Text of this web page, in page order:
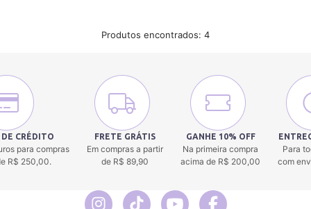
Produtos encontrados: 4
CRÉDITO
para compras
R$ 250,00.
FRETE GRÁTIS
Em compras a partir
de R$ 89,90
GANHE 10% OFF
Na primeira compra
acima de R$ 200,00
Para
com